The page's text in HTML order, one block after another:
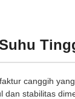
canggih
dan stabilitas